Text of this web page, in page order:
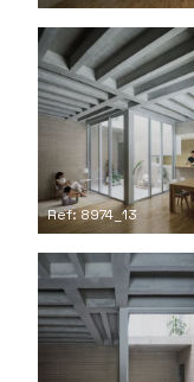
Ref: 8974_13